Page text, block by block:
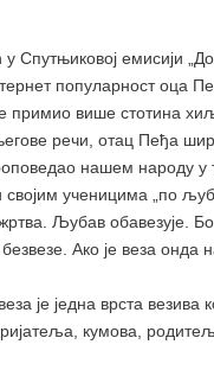
Спутњиковој емисији
популарност оца
примио више стотина
речи, отац Пеђа
нашем народу
ученицима „по
Љубав обавезује.
Ако је веза
је једна врста везива
кумова,